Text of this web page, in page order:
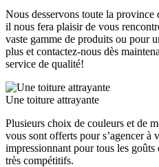
Nous desservons toute la
il nous fera plaisir de vous
vaste gamme de produits ou pour
plus et contactez-nous dès
service de qualité!
Une toiture attrayante
Plusieurs choix de couleurs et de
vous sont offerts pour s’agencer
impressionnant pour tous les
très compétitifs.